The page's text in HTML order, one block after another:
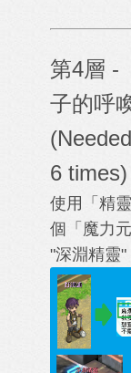
第4層 -
子的呼
6 times)
使用「精
個 「魔力
"深淵精靈"